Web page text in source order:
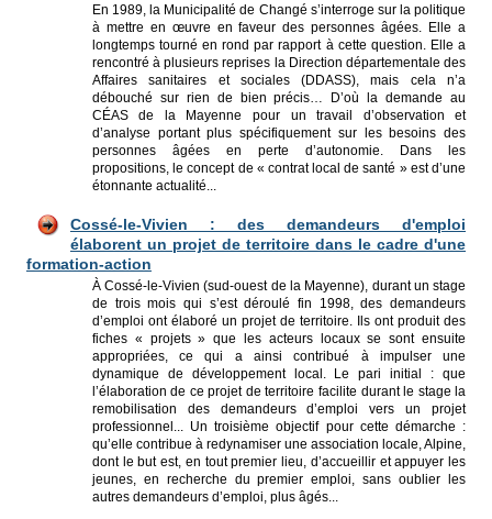
En 1989, la Municipalité de Changé s’interroge sur la politique
à mettre en œuvre en faveur des personnes âgées. Elle a
longtemps tourné en rond par rapport à cette question. Elle a
rencontré à plusieurs reprises la Direction départementale des
Affaires sanitaires et sociales (DDASS), mais cela n’a
débouché sur rien de bien précis… D’où la demande au
CÉAS de la Mayenne pour un travail d’observation et
d’analyse portant plus spécifiquement sur les besoins des
personnes âgées en perte d’autonomie. Dans les
propositions, le concept de « contrat local de santé » est d’une
étonnante actualité...
Cossé-le-Vivien : des demandeurs d'emploi
élaborent un projet de territoire dans le cadre d'une
formation-action
À Cossé-le-Vivien (sud-ouest de la Mayenne), durant un stage
de trois mois qui s’est déroulé fin 1998, des demandeurs
d’emploi ont élaboré un projet de territoire. Ils ont produit des
fiches « projets » que les acteurs locaux se sont ensuite
appropriées, ce qui a ainsi contribué à impulser une
dynamique de développement local. Le pari initial : que
l’élaboration de ce projet de territoire facilite durant le stage la
remobilisation des demandeurs d’emploi vers un projet
professionnel... Un troisième objectif pour cette démarche :
qu’elle contribue à redynamiser une association locale, Alpine,
dont le but est, en tout premier lieu, d’accueillir et appuyer les
jeunes, en recherche du premier emploi, sans oublier les
autres demandeurs d’emploi, plus âgés...